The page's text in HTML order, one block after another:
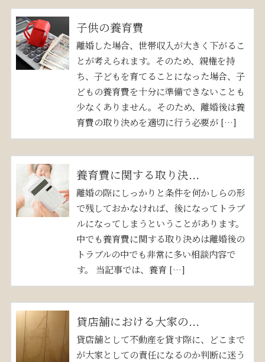
子供の養育費
離婚した場合、世帯収入が大きく下がるこ
とが考えられます。そのため、親権を持
ち、子どもを育てることになった場合、子
どもの養育費を十分に準備できないことも
少なくありません。そのため、離婚後は養
育費の取り決めを適切に行う必要が […]
養育費に関する取り決...
離婚の際にしっかりと条件を何かしらの形
で残しておかなければ、後になってトラブ
ルになってしまうということがあります。
中でも養育費に関する取り決めは離婚後の
トラブルの中でも非常に多い相談内容で
す。 当記事では、養育 […]
貸店舗における大家の...
貸店舗として不動産を貸す際に、どこまで
が大家としての責任になるのか判断に迷う